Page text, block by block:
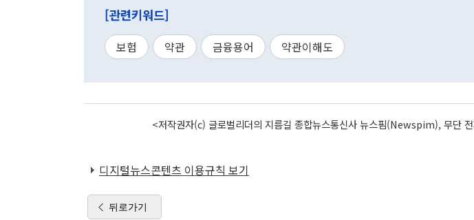
[관련키워드]
보험 약관 금융용어 약관이해도
<저작권자(c) 글로벌리더의 지름길 종합뉴스통신사 뉴스핌(Newspim), 무단
디지털뉴스콘텐츠 이용규칙 보기
뒤로가기